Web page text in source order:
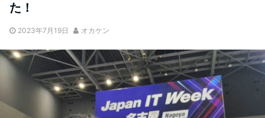
た！
2023年7月19日 オカケン